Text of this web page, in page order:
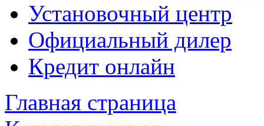
Установочный центр
Официальный дилер
Кредит онлайн
Главная страница